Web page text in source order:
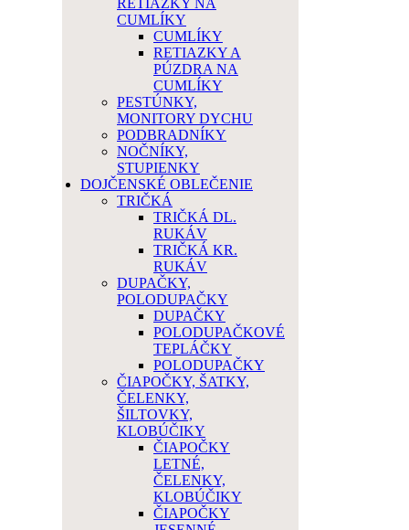
RETIAZKY NA
CUMLÍKY
CUMLÍKY
RETIAZKY A
PÚZDRA NA
CUMLÍKY
PESTÚNKY,
MONITORY DYCHU
PODBRADNÍKY
NOČNÍKY,
STUPIENKY
DOJČENSKÉ OBLEČENIE
TRIČKÁ
TRIČKÁ DL.
RUKÁV
TRIČKÁ KR.
RUKÁV
DUPAČKY,
POLODUPAČKY
DUPAČKY
POLODUPAČKOVÉ
TEPLÁČKY
POLODUPAČKY
ČIAPOČKY, ŠATKY,
ČELENKY,
ŠILTOVKY,
KLOBÚČIKY
ČIAPOČKY
LETNÉ,
ČELENKY,
KLOBÚČIKY
ČIAPOČKY